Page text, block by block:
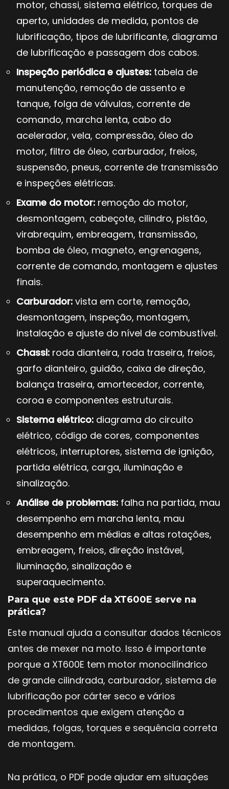
motor, chassi, sistema elétrico, torques de
aperto, unidades de medida, pontos de
lubrificação, tipos de lubrificante, diagrama
de lubrificação e passagem dos cabos.
Inspeção periódica e ajustes: tabela de
manutenção, remoção de assento e
tanque, folga de válvulas, corrente de
comando, marcha lenta, cabo do
acelerador, vela, compressão, óleo do
motor, filtro de óleo, carburador, freios,
suspensão, pneus, corrente de transmissão
e inspeções elétricas.
Exame do motor: remoção do motor,
desmontagem, cabeçote, cilindro, pistão,
virabrequim, embreagem, transmissão,
bomba de óleo, magneto, engrenagens,
corrente de comando, montagem e ajustes
finais.
Carburador: vista em corte, remoção,
desmontagem, inspeção, montagem,
instalação e ajuste do nível de combustível.
Chassi: roda dianteira, roda traseira, freios,
garfo dianteiro, guidão, caixa de direção,
balança traseira, amortecedor, corrente,
coroa e componentes estruturais.
Sistema elétrico: diagrama do circuito
elétrico, código de cores, componentes
elétricos, interruptores, sistema de ignição,
partida elétrica, carga, iluminação e
sinalização.
Análise de problemas: falha na partida, mau
desempenho em marcha lenta, mau
desempenho em médias e altas rotações,
embreagem, freios, direção instável,
iluminação, sinalização e
superaquecimento.
Para que este PDF da XT600E serve na
prática?
Este manual ajuda a consultar dados técnicos
antes de mexer na moto. Isso é importante
porque a XT600E tem motor monocilíndrico
de grande cilindrada, carburador, sistema de
lubrificação por cárter seco e vários
procedimentos que exigem atenção a
medidas, folgas, torques e sequência correta
de montagem.
Na prática, o PDF pode ajudar em situações